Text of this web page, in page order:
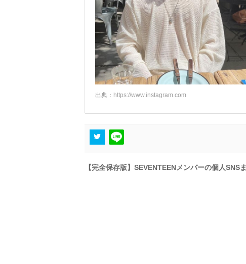
出典： https://www.instagram.com
【完全保存版】SEVENTEENメンバーの個人